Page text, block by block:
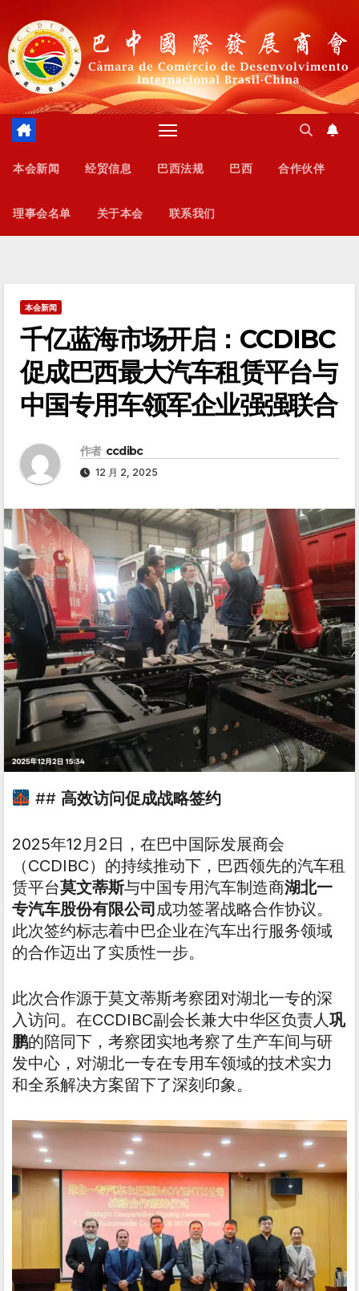
内
本会新闻 经贸信息 巴西法规 巴西 合作伙伴
理事会名单 关于本会 联系我们
本会新闻
千亿蓝海市场开启：CCDIBC
促成巴西最大汽车租赁平台与
中国专用车领军企业强强联合
作者 ccdibc
12 月 2, 2025
## 高效访问促成战略签约
2025年12月2日，在巴中国际发展商会
（CCDIBC）的持续推动下，巴西领先的汽车租
赁平台莫文蒂斯与中国专用汽车制造商湖北一
专汽车股份有限公司 成功签署战略合作协议。
此次签约标志着中巴企业在汽车出行服务领域
的合作迈出了实质性一步。
此次合作源于莫文蒂斯考察团对湖北一专的深
入访问。在CCDIBC副会长兼大中华区负责人巩
鹏的陪同下，考察团实地考察了生产车间与研
发中心，对湖北一专在专用车领域的技术实力
和全系解决方案留下了深刻印象。